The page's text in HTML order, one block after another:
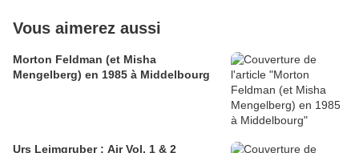
Vous aimerez aussi
Morton Feldman (et Misha
Mengelberg) en 1985 à Middelbourg
Urs Leimgruber : Air Vol. 1 & 2